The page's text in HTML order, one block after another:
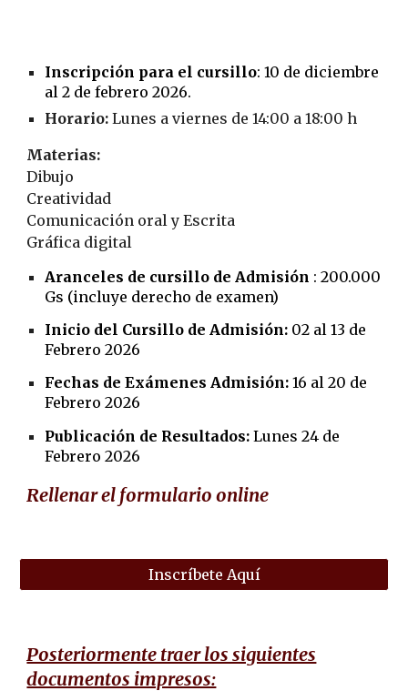
Inscripción para el cursillo: 10 de diciembre
al 2 de febrero 2026.
Horario: Lunes a viernes de 14:00 a 18:00 h
Materias:
Dibujo
Creatividad
Comunicación oral y Escrita
Gráfica digital
Aranceles de cursillo de Admisión : 200.000
Gs (incluye derecho de examen)
Inicio del Cursillo de Admisión: 02 al 13 de
Febrero 2026
Fechas de Exámenes Admisión: 16 al 20 de
Febrero 2026
Publicación de Resultados: Lunes 24 de
Febrero 2026
Rellenar el formulario online
Inscríbete Aquí
Posteriormente traer los siguientes
documentos impresos: